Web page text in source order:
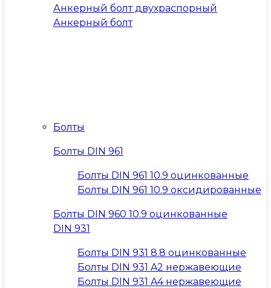
Анкерный болт двухраспорный
Анкерный болт
Болты
Болты DIN 961
Болты DIN 961 10.9 оцинкованные
Болты DIN 961 10.9 оксидированные
Болты DIN 960 10.9 оцинкованные
DIN 931
Болты DIN 931 8.8 оцинкованные
Болты DIN 931 A2 нержавеющие
Болты DIN 931 A4 нержавеющие